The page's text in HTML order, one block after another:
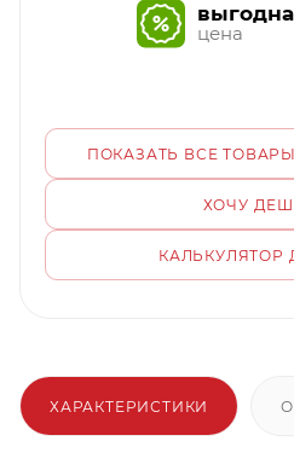
цена
ПОКАЗАТЬ ВСЕ
ХОЧУ
КАЛЬКУЛЯТОР
ХАРАКТЕРИСТИКИ